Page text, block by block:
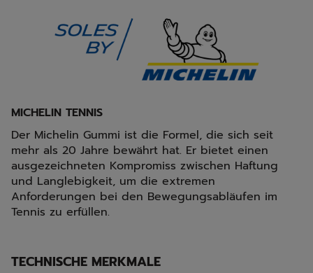
MICHELIN TENNIS
Der Michelin Gummi ist die Formel, die sich seit
mehr als 20 Jahre bewährt hat. Er bietet einen
ausgezeichneten Kompromiss zwischen Haftung
und Langlebigkeit, um die extremen
Anforderungen bei den Bewegungsabläufen im
Tennis zu erfüllen.
TECHNISCHE MERKMALE